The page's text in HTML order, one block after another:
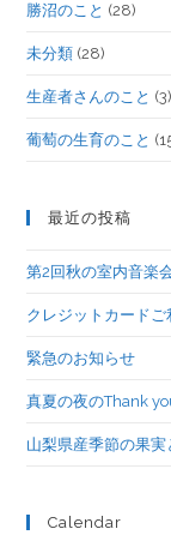
勝沼のこと (28)
未分類 (28)
生産者さんのこと (3)
葡萄の生育のこと
最近の投稿
第2回秋の室内音楽
クレジットカードご
緊急のお知らせ
真夏の夜のThank
山梨県産季節の果実
Calendar